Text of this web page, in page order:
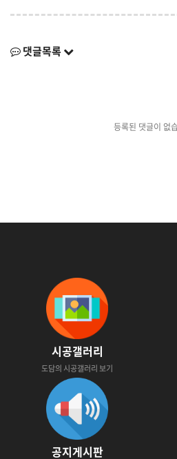
댓글목록
등록된 댓글이 없
시공갤러리
도담의 시공갤러리 보기
공지게시판